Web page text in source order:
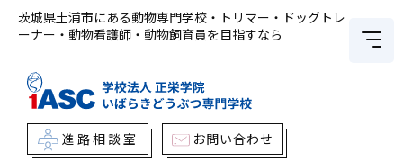
茨城県土浦市にある動物専門学校・トリマー・ドッグトレ
ーナー・動物看護師・動物飼育員を目指すなら
進路相談室 お問い合わせ